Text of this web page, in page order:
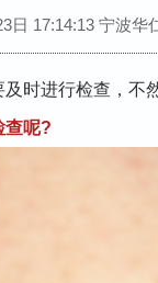
日 17:14:13 宁波华
进行检查，不
查呢?